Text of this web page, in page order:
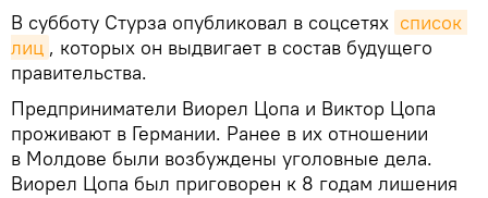
В субботу Стурза опубликовал в соцсетях список
лиц , которых он выдвигает в состав будущего
правительства.
Предприниматели Виорел Цопа и Виктор Цопа
проживают в Германии. Ранее в их отношении
в Молдове были возбуждены уголовные дела.
Виорел Цопа был приговорен к 8 годам лишения